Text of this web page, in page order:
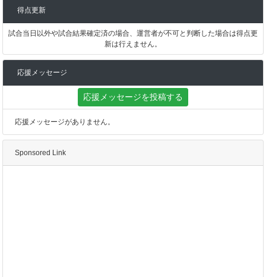
得点更新
試合当日以外や試合結果確定済の場合、運営者が不可と判断した場合は得点更
新は行えません。
応援メッセージ
応援メッセージを投稿する
応援メッセージがありません。
Sponsored Link